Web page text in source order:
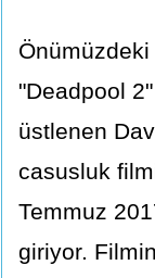
"Deadpool
üstlenen
casusluk
Temmuz
giriyor.